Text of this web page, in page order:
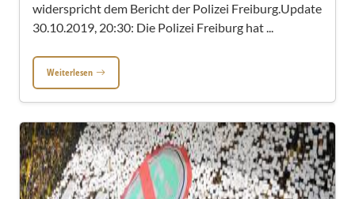
widerspricht dem Bericht der Polizei Freiburg.Update
30.10.2019, 20:30: Die Polizei Freiburg hat ...
Weiterlesen